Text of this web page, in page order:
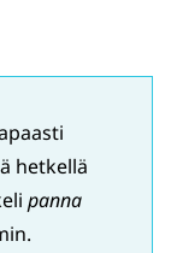
hetkellä
panna